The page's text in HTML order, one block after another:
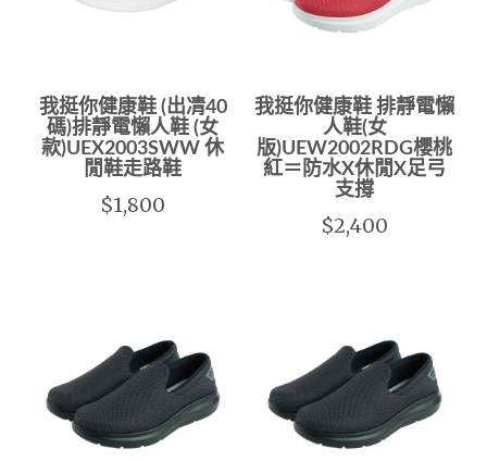
我挺你健康鞋 (出凊40
碼)排靜電懶人鞋 (女
款)UEX2003SWW 休
閒鞋走路鞋
$1,800
我挺你健康鞋 排靜電懶
人鞋(女
版)UEW2002RDG櫻桃
紅＝防水X休閒X足弓
支撐
$2,400